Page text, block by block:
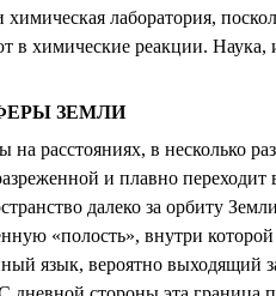
лаборатория,
в химические реакции. Наука,
ЗЕМЛИ
расстояниях, в несколько
и плавно
далеко за орбиту
«полость», внутри которой
язык, вероятно выходящий